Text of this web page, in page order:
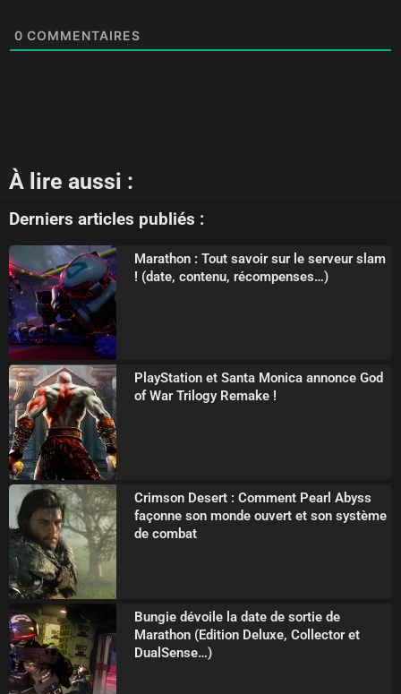
0 COMMENTAIRES
À lire aussi :
Derniers articles publiés :
Marathon : Tout savoir sur le serveur slam
! (date, contenu, récompenses…)
PlayStation et Santa Monica annonce God
of War Trilogy Remake !
Crimson Desert : Comment Pearl Abyss
façonne son monde ouvert et son système
de combat
Bungie dévoile la date de sortie de
Marathon (Edition Deluxe, Collector et
DualSense…)